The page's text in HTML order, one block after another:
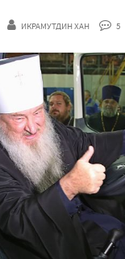
ИКРАМУТДИН ХАН 5